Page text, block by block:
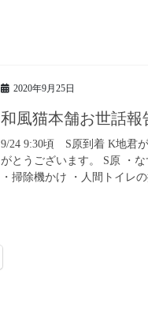
2020年9月25日
和風猫本舗お世話報
9/24 9:30頃 S原到着 K地君
がとうございます。 S原 ・
・掃除機かけ ・人間トイレ